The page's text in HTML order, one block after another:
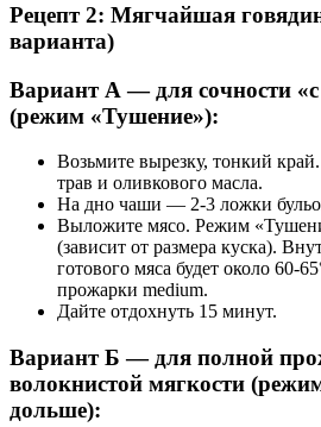
Рецепт 2: Мягчайшая
варианта)
Вариант А — для сочности
(режим «Тушение»):
Возьмите вырезку, тонкий
трав и оливкового масла.
На дно чаши — 2-3 ложки
Выложите мясо. Режим
(зависит от размера куска).
готового мяса будет около 60-
прожарки medium.
Дайте отдохнуть 15 минут.
Вариант Б — для полной
волокнистой мягкости
дольше):